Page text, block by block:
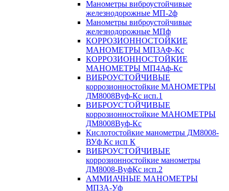
Манометры виброустойчивые
железнодорожные МП-2ф
Манометры виброустойчивые
железнодорожные МПф
КОРРОЗИОННОСТОЙКИЕ
МАНОМЕТРЫ МП3АФ-Кс
КОРРОЗИОННОСТОЙКИЕ
МАНОМЕТРЫ МП4Аф-Кс
ВИБРОУСТОЙЧИВЫЕ
коррозионностойкие МАНОМЕТРЫ
ДМ8008Вуф-Кс исп.1
ВИБРОУСТОЙЧИВЫЕ
коррозионностойкие МАНОМЕТРЫ
ДМ8008Вуф-Кс
Кислотостойкие манометры ДМ8008-
ВУф Кс исп К
ВИБРОУСТОЙЧИВЫЕ
коррозионностойкие манометры
ДМ8008-ВуфКс исп.2
АММИАЧНЫЕ МАНОМЕТРЫ
МП3А-Уф